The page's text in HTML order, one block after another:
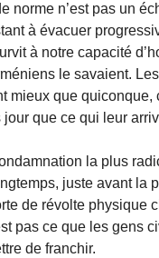
norme n’est pas un
à évacuer
à notre capacité
le savaient.
mieux que
que ce qui leur
la plus
juste avant la
de révolte physique
pas ce que les gens
de franchir.